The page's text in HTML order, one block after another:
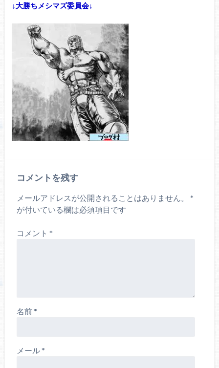
↓大勝ちメシマズ委員会↓
コメントを残す
メールアドレスが公開されることはありません。
*
が付いている欄は必須項目です
コメント *
名前*
メール*